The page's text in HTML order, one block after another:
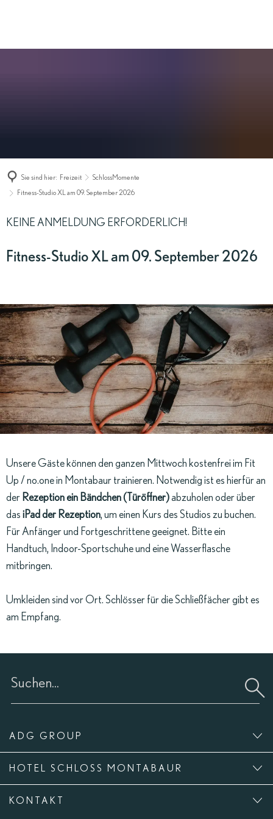
Sie sind hier: Freizeit SchlossMomente
Fitness-Studio XL am 09. September 2026
KEINE ANMELDUNG ERFORDERLICH!
Fitness-Studio XL am 09. September 2026
Unsere Gäste können den ganzen Mittwoch kostenfrei im Fit
Up / no.one in Montabaur trainieren. Notwendig ist es hierfür an
der Rezeption ein Bändchen (Türöffner)abzuholen oder über
das iPad der Rezeption, um einen Kurs des Studios zu buchen.
Für Anfänger und Fortgeschrittene geeignet. Bitte ein
Handtuch, Indoor-Sportschuhe und eine Wasserflasche
mitbringen.
Umkleiden sind vor Ort. Schlösser für die Schließfächer gibt es
am Empfang.
ADG GROUP
HOTEL SCHLOSS MONTABAUR
KONTAKT